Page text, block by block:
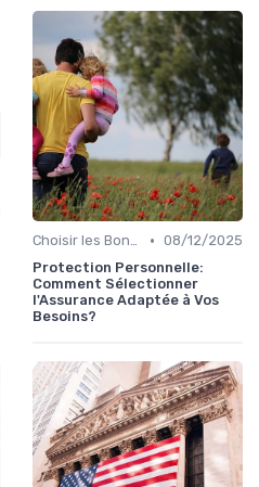
Choisir les Bonnes Assurances • 08/12/2025
Protection Personnelle:
Comment Sélectionner
l'Assurance Adaptée à Vos
Besoins?